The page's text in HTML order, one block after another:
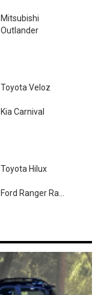
Mitsubishi
Outlander
Toyota Veloz
Kia Carnival
Toyota Hilux
Ford Ranger Raptor